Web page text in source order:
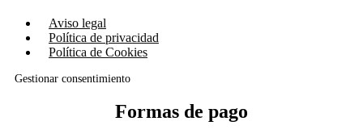
Aviso legal
Política de privacidad
Política de Cookies
Gestionar consentimiento
Formas de pago